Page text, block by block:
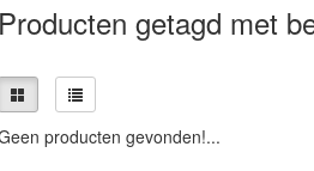
Producten getagd met
producten gevonden!...